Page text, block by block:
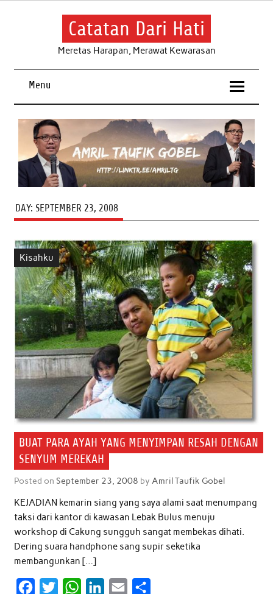
Skip
Catatan Dari Hati
Meretas Harapan, Merawat Kewarasan
Menu
DAY: SEPTEMBER 23, 2008
Kisahku
BUAT PARA AYAH YANG MENYIMPAN RESAH DENGAN
SENYUM MEREKAH
Posted on September 23, 2008 by Amril Taufik Gobel
KEJADIAN kemarin siang yang saya alami saat menumpang
taksi dari kantor di kawasan Lebak Bulus menuju
workshop di Cakung sungguh sangat membekas dihati.
Dering suara handphone sang supir seketika
membangunkan […]
W